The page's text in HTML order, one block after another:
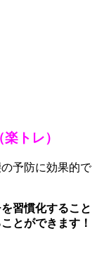
トレ）
予防に効果的で
習慣化すること
とができます！